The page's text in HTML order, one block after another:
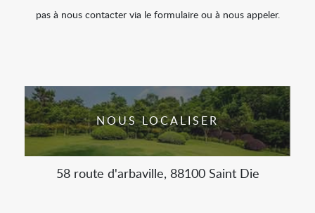
pas à nous contacter via le formulaire ou à nous appeler.
NOUS LOCALISER
58 route d'arbaville, 88100 Saint Die